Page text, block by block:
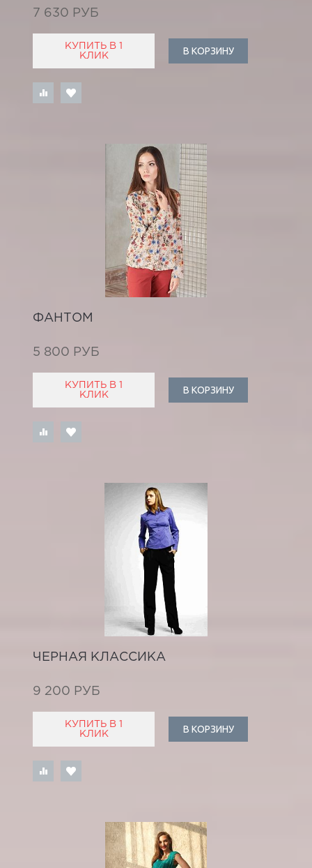
7 630 РУБ
КУПИТЬ В 1
КЛИК
В КОРЗИНУ
ФАНТОМ
5 800 РУБ
КУПИТЬ В 1
КЛИК
В КОРЗИНУ
ЧЕРНАЯ КЛАССИКА
9 200 РУБ
КУПИТЬ В 1
КЛИК
В КОРЗИНУ